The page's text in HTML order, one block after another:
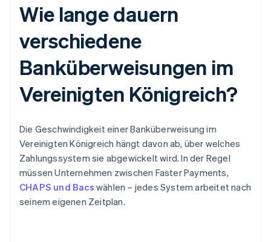
Wie lange dauern
verschiedene
Banküberweisungen im
Vereinigten Königreich?
Die Geschwindigkeit einer Banküberweisung im
Vereinigten Königreich hängt davon ab, über welches
Zahlungssystem sie abgewickelt wird. In der Regel
müssen Unternehmen zwischen Faster Payments,
CHAPS und Bacs wählen – jedes System arbeitet nach
seinem eigenen Zeitplan.